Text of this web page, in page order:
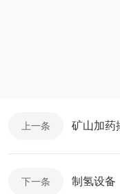
上一条 矿山加药
下一条 制氢设备